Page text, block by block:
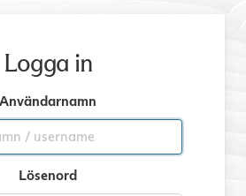
Logga in
Användarnamn
Lösenord